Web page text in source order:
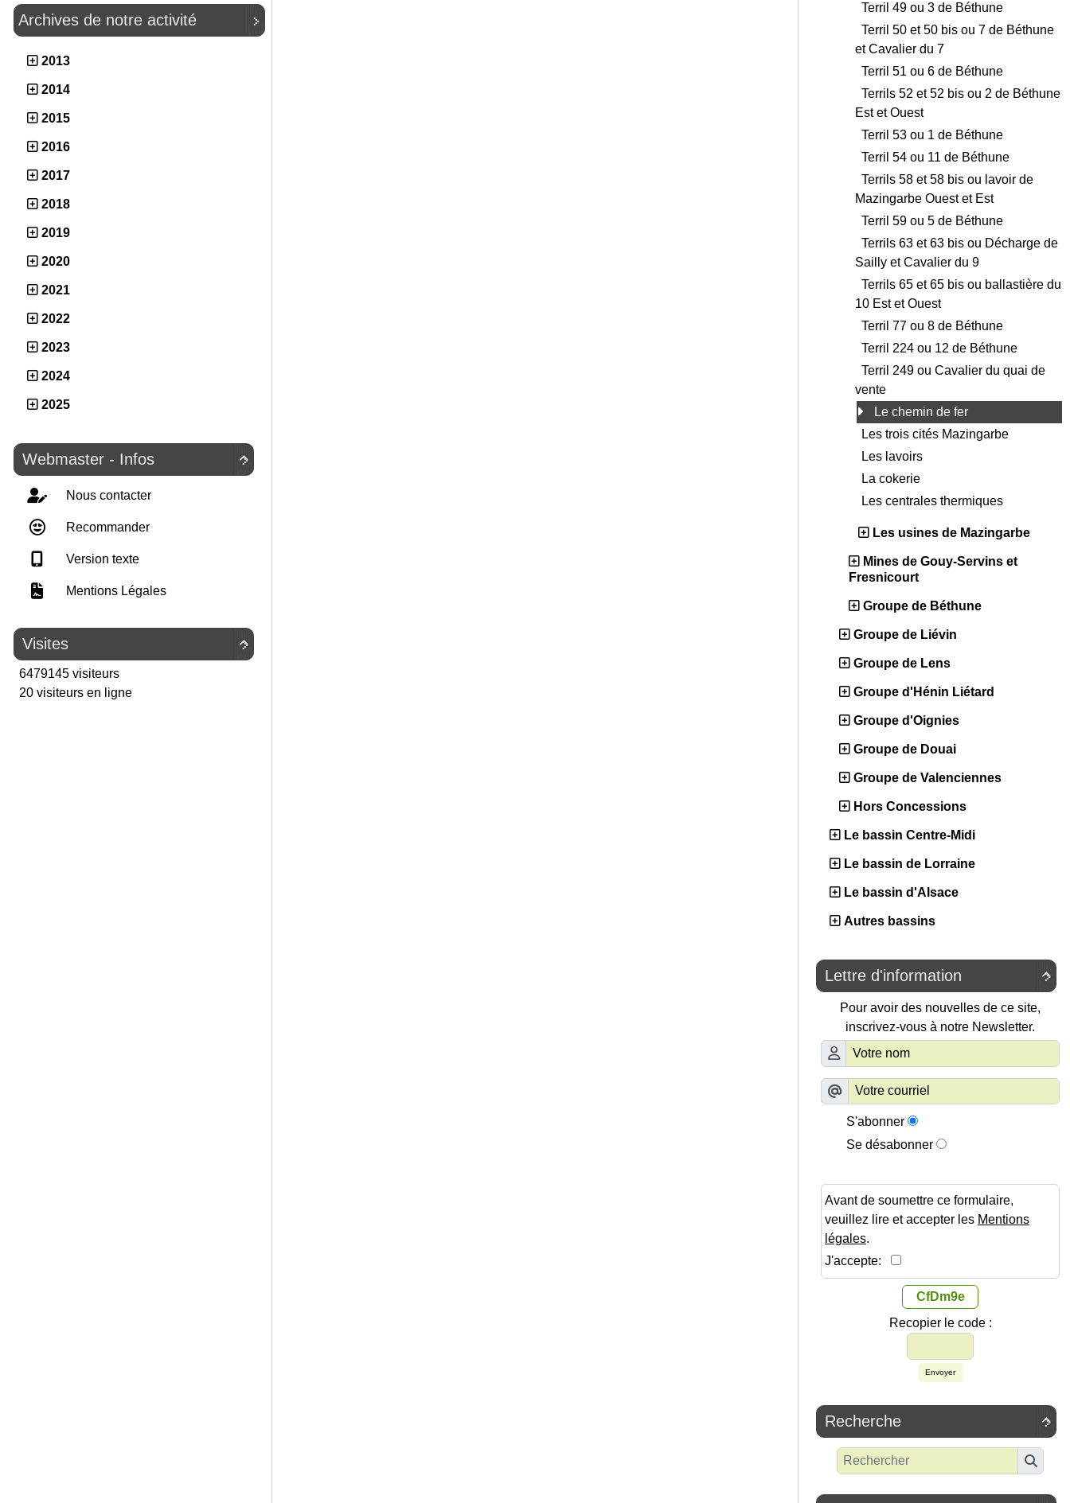
Archives de notre activité
2013
2014
2015
2016
2017
2018
2019
2020
2021
2022
2023
2024
2025

Webmaster - Infos
Nous contacter
Recommander
Version texte
Mentions Légales

Visites
6479145 visiteurs
20 visiteurs en ligne
Terril 49 ou 3 de Béthune
Terril 50 et 50 bis ou 7 de Béthune
et Cavalier du 7
Terril 51 ou 6 de Béthune
Terrils 52 et 52 bis ou 2 de Béthune
Est et Ouest
Terril 53 ou 1 de Béthune
Terril 54 ou 11 de Béthune
Terrils 58 et 58 bis ou lavoir de
Mazingarbe Ouest et Est
Terril 59 ou 5 de Béthune
Terrils 63 et 63 bis ou Décharge de
Sailly et Cavalier du 9
Terrils 65 et 65 bis ou ballastière du
10 Est et Ouest
Terril 77 ou 8 de Béthune
Terril 224 ou 12 de Béthune
Terril 249 ou Cavalier du quai de
vente
Le chemin de fer
Les trois cités Mazingarbe
Les lavoirs
La cokerie
Les centrales thermiques
Les usines de Mazingarbe
Mines de Gouy-Servins et
Fresnicourt
Groupe de Béthune
Groupe de Liévin
Groupe de Lens
Groupe d'Hénin Liétard
Groupe d'Oignies
Groupe de Douai
Groupe de Valenciennes
Hors Concessions
Le bassin Centre-Midi
Le bassin de Lorraine
Le bassin d'Alsace
Autres bassins

Lettre d'information
Pour avoir des nouvelles de ce site,
inscrivez-vous à notre Newsletter.
S'abonner
Se désabonner
Avant de soumettre ce formulaire,
veuillez lire et accepter les Mentions
légales.
J'accepte:
CfDm9e
Recopier le code :
Envoyer

Recherche